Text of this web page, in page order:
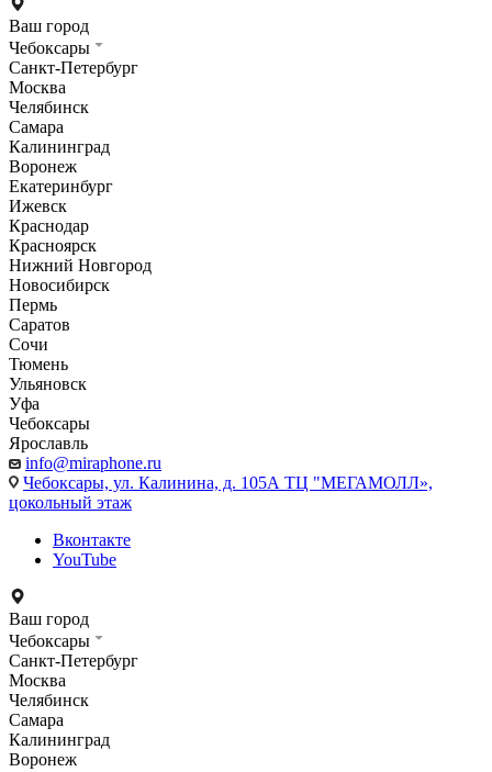
Ваш город
Чебоксары
Санкт-Петербург
Москва
Челябинск
Самара
Калининград
Воронеж
Екатеринбург
Ижевск
Краснодар
Красноярск
Нижний Новгород
Новосибирск
Пермь
Саратов
Сочи
Тюмень
Ульяновск
Уфа
Чебоксары
Ярославль
info@miraphone.ru
Чебоксары, ул. Калинина, д. 105А ТЦ "МЕГАМОЛЛ»,
цокольный этаж
Вконтакте
YouTube
Ваш город
Чебоксары
Санкт-Петербург
Москва
Челябинск
Самара
Калининград
Воронеж